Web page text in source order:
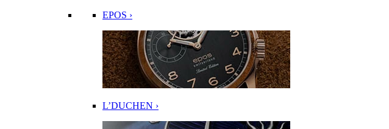
EPOS ›
L’DUCHEN ›